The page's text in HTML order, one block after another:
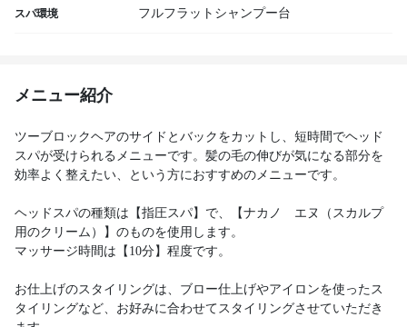
スパ環境 フルフラットシャンプー台
メニュー紹介
ツーブロックヘアのサイドとバックをカットし、短時間でヘッド
スパが受けられるメニューです。髪の毛の伸びが気になる部分を
効率よく整えたい、という方におすすめのメニューです。
ヘッドスパの種類は【指圧スパ】で、【ナカノ エヌ（スカルプ
用のクリーム）】のものを使用します。
マッサージ時間は【10分】程度です。
お仕上げのスタイリングは、ブロー仕上げやアイロンを使ったス
タイリングなど、お好みに合わせてスタイリングさせていただき